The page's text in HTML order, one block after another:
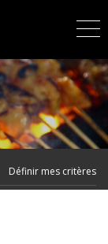
Définir mes critères